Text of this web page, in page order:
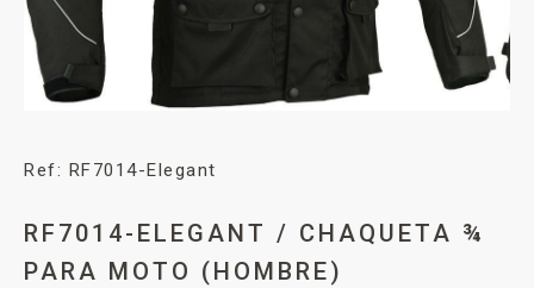
Ref: RF7014-Elegant
RF7014-ELEGANT / CHAQUETA ¾
PARA MOTO (HOMBRE)